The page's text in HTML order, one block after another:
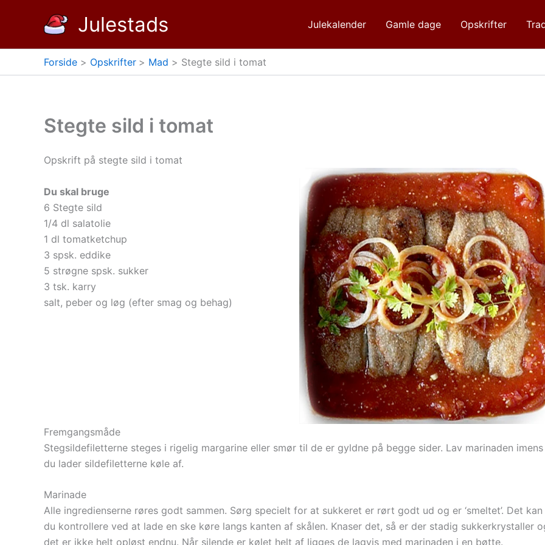
Julestads Julekalender Gamle dage Opskrifter
Forside Opskrifter Mad Stegte sild i tomat
Stegte sild i tomat
Opskrift på stegte sild i tomat
Du skal bruge
6 Stegte sild
1/4 dl salatolie
1 dl tomatketchup
3 spsk. eddike
5 strøgne spsk. sukker
3 tsk. karry
salt, peber og løg (efter smag og behag)
Fremgangsmåde
Stegsildefiletterne steges i rigelig margarine eller smør til de er gyldne på begge sider. Lav marinaden imens
du lader sildefiletterne køle af.
Marinade
Alle ingredienserne røres godt sammen. Sørg specielt for at sukkeret er rørt godt ud og er ‘smeltet’. Det kan
du kontrollere ved at lade en ske køre langs kanten af skålen. Knaser det, så er der stadig sukkerkrystaller
det er ikke helt opløst endnu. Når silende er kølet helt af ligges de lagvis med marinaden i en bøtte.